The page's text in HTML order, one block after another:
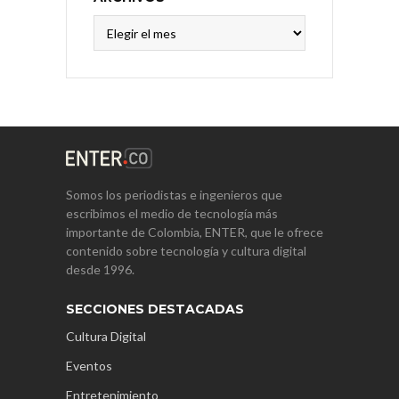
Somos los periodistas e ingenieros que
escribimos el medio de tecnología más
importante de Colombia, ENTER, que le ofrece
contenido sobre tecnología y cultura digital
desde 1996.
SECCIONES DESTACADAS
Cultura Digital
Eventos
Entretenimiento